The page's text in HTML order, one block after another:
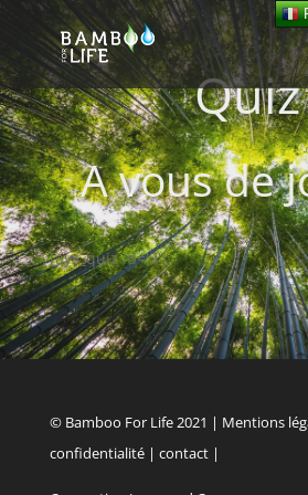
Quiz
A vous de
[ays_quiz id='3']
© Bamboo For Life 2021 | Mentions
confidentialité| contact|